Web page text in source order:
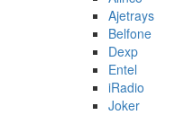
Ajetrays
Belfone
Dexp
Entel
iRadio
Joker